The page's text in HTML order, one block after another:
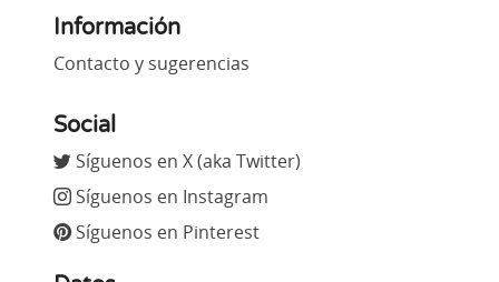
Información
Contacto y sugerencias
Social
Síguenos en X (aka Twitter)
Síguenos en Instagram
Síguenos en Pinterest